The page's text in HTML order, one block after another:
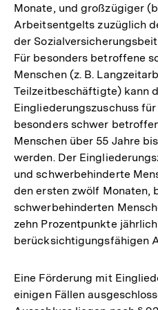
Monate, und großzügiger
Arbeitsentgelts zuzüglich
der
Für besonders betroffene
Menschen (z. B.
Teilzeitbeschäftigte) kann
Eingliederungszuschuss
besonders schwer
Menschen über 55 Jahre
werden. Der
und schwerbehinderte
den ersten zwölf Monaten,
schwerbehinderten
zehn Prozentpunkte
berücksichtigungsfähigen
Eine Förderung mit
einigen Fällen